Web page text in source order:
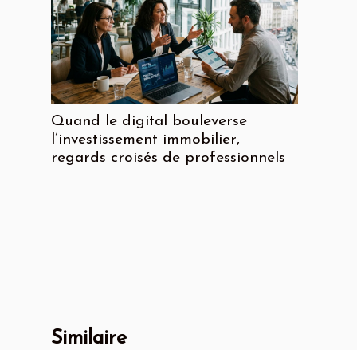
Quand le digital bouleverse
l’investissement immobilier,
regards croisés de professionnels
Similaire